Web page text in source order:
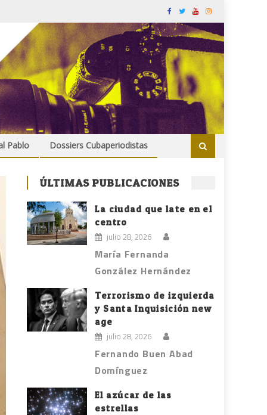
Pablo Dossiers Cubaperiodistas
ÚLTIMAS PUBLICACIONES
La ciudad que late en el
centro
julio 28, 2026
María Fernanda
González Hernández
Terrorismo de izquierda
y Santa Inquisición new
age
julio 28, 2026
Fernando Buen Abad
Domínguez
El azúcar de las
estrellas